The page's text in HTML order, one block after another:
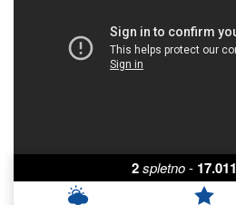
2spletno- 17.011